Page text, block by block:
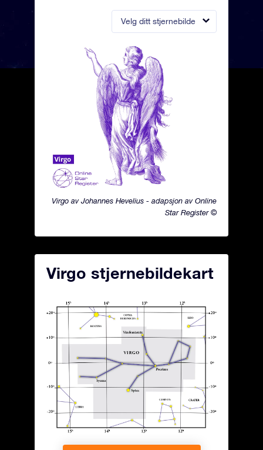
Velg ditt stjernebilde
Virgo av Johannes Hevelius - adapsjon av Online
Star Register ©
Virgo stjernebildekart